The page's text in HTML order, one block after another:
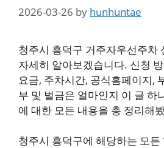
2026-03-26 by hunhuntae
청주시 흥덕구 거주자우선주차
자세히 알아보겠습니다. 신청
요금, 주차시간, 공식홈페이지,
부 및 벌금은 얼마인지 이 글 하
에 대한 모든 내용을 총 정리해
청주시 흥덕구에 해당하는 모든